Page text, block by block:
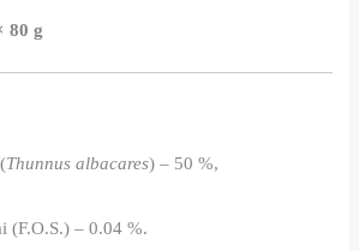
80 g
Thunnus albacares) – 50 %,
(F.O.S.) – 0.04 %.